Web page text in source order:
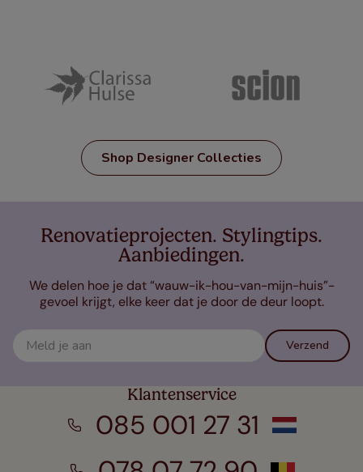
Shop Designer Collecties
Renovatieprojecten. Stylingtips.
Aanbiedingen.
We delen hoe je dat “wauw-ik-hou-van-mijn-huis”-
gevoel krijgt, elke keer dat je door de deur loopt.
Verzend
Klantenservice
085 001 27 31